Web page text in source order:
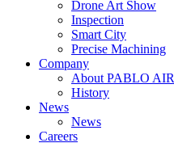
Drone Art Show
Inspection
Smart City
Precise Machining
Company
About PABLO AIR
History
News
News
Careers